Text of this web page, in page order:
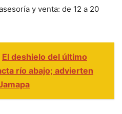
y venta: de 12 a 20
El deshielo del último
río abajo; advierten